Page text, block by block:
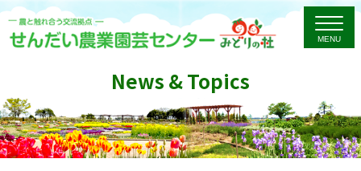
News & Topics